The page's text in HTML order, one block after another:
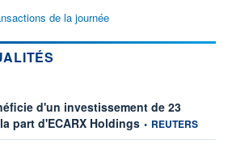
de la journée
d'un investissement de 23
part d'ECARX Holdings information fournie
• REUTERS